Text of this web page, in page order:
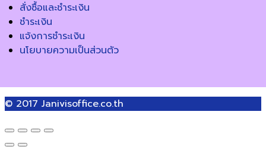
สั่งซื้อและชำระเงิน
ชำระเงิน
แจ้งการชำระเงิน
นโยบายความเป็นส่วนตัว
© 2017 Janivisoffice.co.th